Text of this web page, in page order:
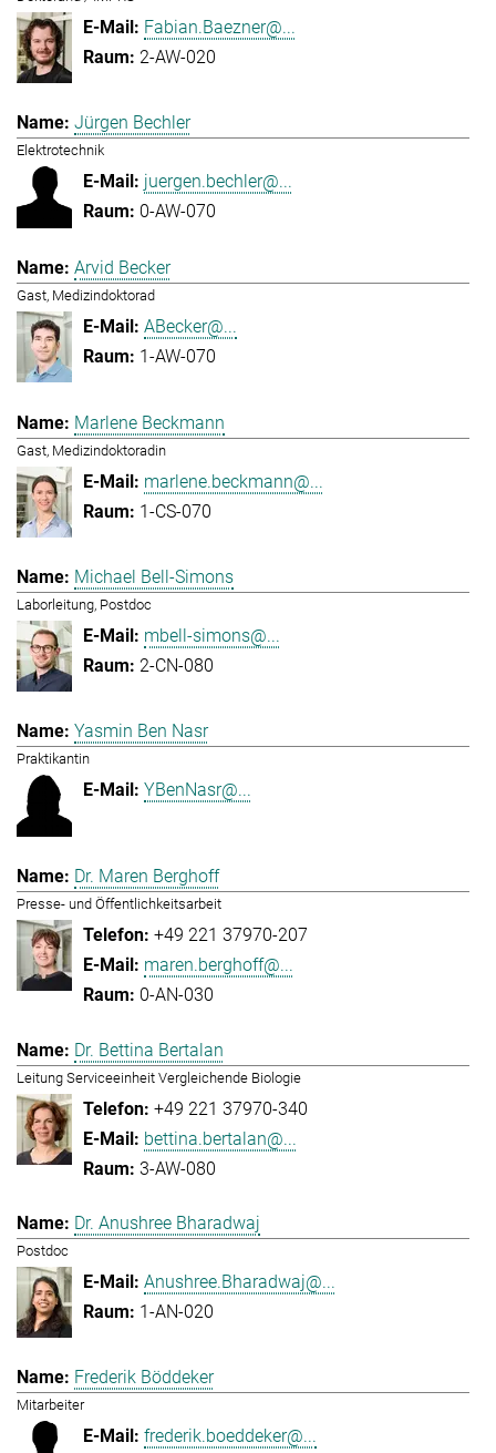
Fabian.Baezner@...
2-AW-020
Jürgen Bechler
Elektrotechnik
juergen.bechler@...
0-AW-070
Arvid Becker
Gast, Medizindoktorad
ABecker@...
1-AW-070
Marlene Beckmann
Gast, Medizindoktoradin
marlene.beckmann@...
1-CS-070
Michael Bell-Simons
Laborleitung, Postdoc
mbell-simons@...
2-CN-080
Yasmin Ben Nasr
Praktikantin
YBenNasr@...
Dr. Maren Berghoff
Presse- und Öffentlichkeitsarbeit
+49 221 37970-207
maren.berghoff@...
0-AN-030
Dr. Bettina Bertalan
Leitung Serviceeinheit Vergleichende Biologie
+49 221 37970-340
bettina.bertalan@...
3-AW-080
Dr. Anushree Bharadwaj
Postdoc
Anushree.Bharadwaj@...
1-AN-020
Frederik Böddeker
Mitarbeiter
frederik.boeddeker@...